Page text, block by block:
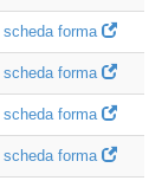
scheda forma
scheda forma
scheda forma
scheda forma